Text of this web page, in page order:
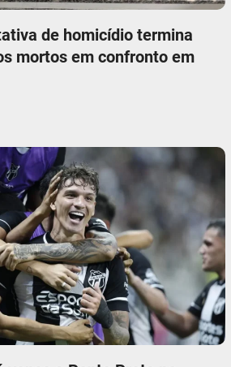
de homicídio termina
mortos em confronto em